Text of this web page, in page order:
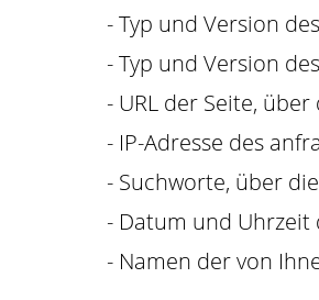
- Typ und Version
- Typ und Version
- URL der Seite,
- IP-Adresse des
- Suchworte, über
- Datum und Uhrzeit
- Namen der von